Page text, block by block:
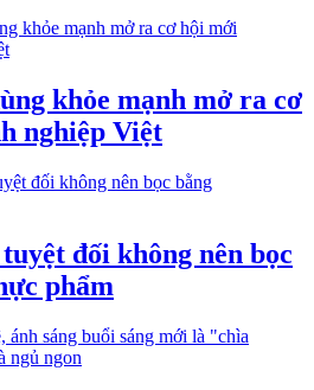
khỏe mạnh mở ra cơ
nghiệp Việt
đối không nên bọc
phẩm